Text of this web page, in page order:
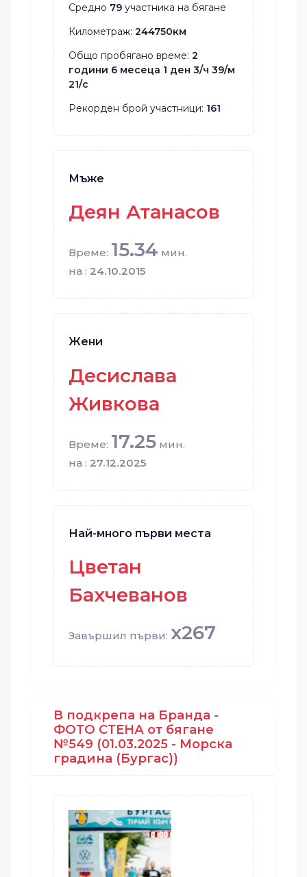
Средно 79 участника на бягане
Километраж: 244750км
Общо пробягано време: 2
години 6 месеца 1 ден 3/ч 39/м
21/с
Рекорден брой участници: 161
Мъже
Деян Атанасов
Време: 15.34 мин.
на : 24.10.2015
Жени
Десислава
Живкова
Време: 17.25 мин.
на : 27.12.2025
Най-много първи места
Цветан
Бахчеванов
Завършил първи: x267
В подкрепа на Бранда -
ФОТО СТЕНА от бягане
№549 (01.03.2025 - Морска
градина (Бургас))